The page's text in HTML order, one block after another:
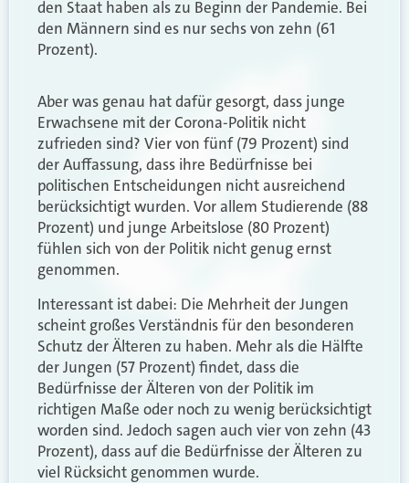
den Staat haben als zu Beginn der Pandemie. Bei
den Männern sind es nur sechs von zehn (61
Prozent).
Aber was genau hat dafür gesorgt, dass junge
Erwachsene mit der Corona-Politik nicht
zufrieden sind? Vier von fünf (79 Prozent) sind
der Auffassung, dass ihre Bedürfnisse bei
politischen Entscheidungen nicht ausreichend
berücksichtigt wurden. Vor allem Studierende (88
Prozent) und junge Arbeitslose (80 Prozent)
fühlen sich von der Politik nicht genug ernst
genommen.
Interessant ist dabei: Die Mehrheit der Jungen
scheint großes Verständnis für den besonderen
Schutz der Älteren zu haben. Mehr als die Hälfte
der Jungen (57 Prozent) findet, dass die
Bedürfnisse der Älteren von der Politik im
richtigen Maße oder noch zu wenig berücksichtigt
worden sind. Jedoch sagen auch vier von zehn (43
Prozent), dass auf die Bedürfnisse der Älteren zu
viel Rücksicht genommen wurde.